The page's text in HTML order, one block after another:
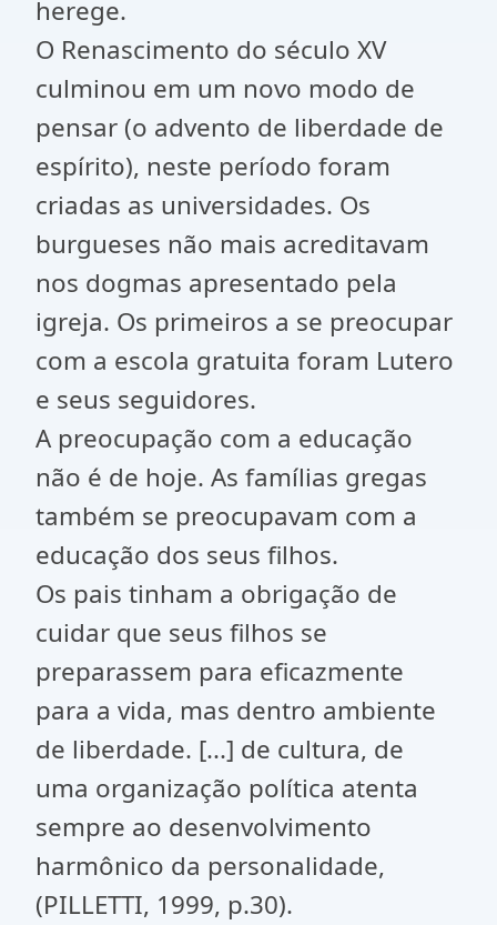
herege.
O Renascimento do século XV
culminou em um novo modo de
pensar (o advento de liberdade de
espírito), neste período foram
criadas as universidades. Os
burgueses não mais acreditavam
nos dogmas apresentado pela
igreja. Os primeiros a se preocupar
com a escola gratuita foram Lutero
e seus seguidores.
A preocupação com a educação
não é de hoje. As famílias gregas
também se preocupavam com a
educação dos seus filhos.
Os pais tinham a obrigação de
cuidar que seus filhos se
preparassem para eficazmente
para a vida, mas dentro ambiente
de liberdade. [...] de cultura, de
uma organização política atenta
sempre ao desenvolvimento
harmônico da personalidade,
(PILLETTI, 1999, p.30).